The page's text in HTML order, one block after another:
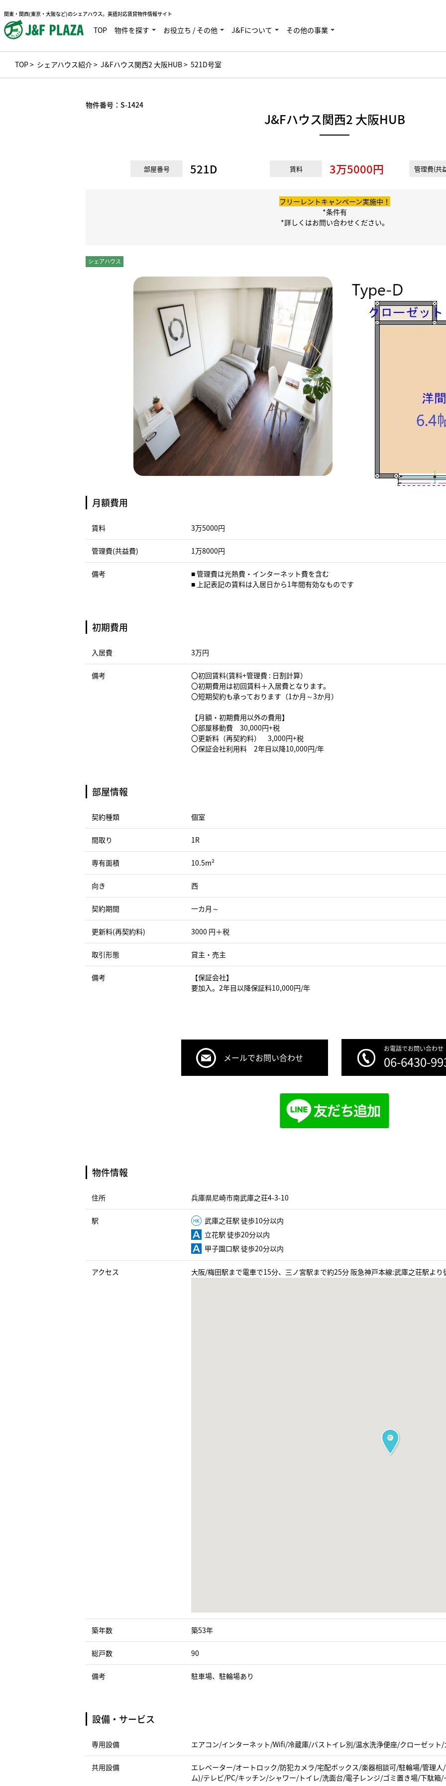
関東・関西(東京・大阪など)のシェアハウス。英語対応賃貸物件情報サイト
TOP 物件を探す お役立ち / その他 J&Fについて その他の事業
TOP> シェアハウス紹介> J&Fハウス関西2 大阪HUB> 521D号室
物件番号： S-1424
J&Fハウス関西2 大阪HUB
部屋番号 521D 賃料 3万5000円 管理費(共
フリーレントキャンペーン実施中！
*条件有
*詳しくはお問い合わせください。
シェアハウス
月額費用
賃料 3万5000円
管理費(共益費) 1万8000円
備考
■ 管理費は光熱費・インターネット費を含む
■ 上記表記の賃料は入居日から1年間有効なものです
初期費用
入居費 3万円
備考
〇初回賃料(賃料+管理費 : 日割計算）
〇初期費用は初回賃料＋入居費となります。
〇短期契約も承っております（1か月～3か月）
【月額・初期費用以外の費用】
〇部屋移動費 30,000円+税
〇更新料（再契約料） 3,000円+税
〇保証会社利用料 2年目以降10,000円/年
部屋情報
契約種類 個室
間取り 1R
専有面積 10.5m²
向き 西
契約期間 一カ月～
更新料(再契約料) 3000 円＋税
取引形態 貸主・売主
備考
【保証会社】
要加入。2年目以降保証料10,000円/年
メールでお問い合わせ
お電話でお問い合わせ
06-6430-
物件情報
住所 兵庫県尼崎市南武庫之荘4-3-10
駅
武庫之荘駅 徒歩10分以内
立花駅 徒歩20分以内
甲子園口駅 徒歩20分以内
アクセス 大阪/梅田駅まで電車で15分、三ノ宮駅まで約25分 阪急神戸本線:武庫之荘駅より
築年数 築53年
総戸数 90
備考 駐車場、駐輪場あり
設備・サービス
専用設備 エアコン/インターネット/Wifi/冷蔵庫/バストイレ別/温水洗浄便座/クローゼット
共用設備
エレベーター/オートロック/防犯カメラ/宅配ボックス/楽器相談可/駐輪場/管理
ム)/テレビ/PC/キッチン/シャワー/トイレ/洗面台/電子レンジ/ゴミ置き場/下駄箱